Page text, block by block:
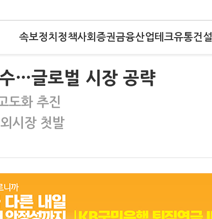
속보정치 정책사회 증권금융산업테크유통건설
…글로벌 시장 공략
도화 추진
시장 첫발